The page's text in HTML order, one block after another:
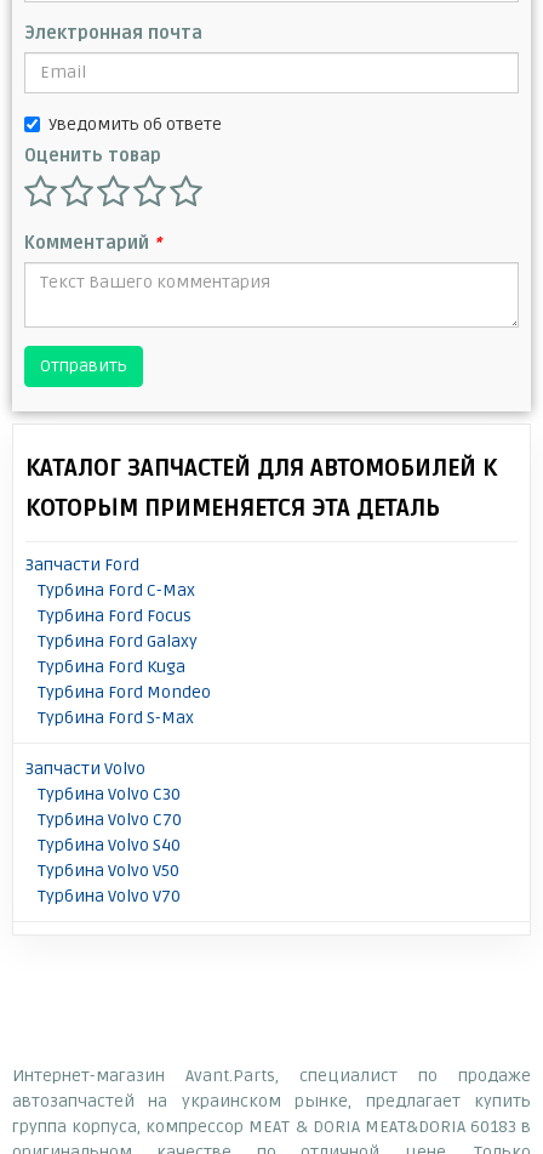
Электронная почта
Уведомить об ответе
Оценить товар
Комментарий *
Отправить
КАТАЛОГ ЗАПЧАСТЕЙ ДЛЯ АВТОМОБИЛЕЙ К
КОТОРЫМ ПРИМЕНЯЕТСЯ ЭТА ДЕТАЛЬ
Запчасти Ford
Турбина Ford C-Max
Турбина Ford Focus
Турбина Ford Galaxy
Турбина Ford Kuga
Турбина Ford Mondeo
Турбина Ford S-Max
Запчасти Volvo
Турбина Volvo C30
Турбина Volvo C70
Турбина Volvo S40
Турбина Volvo V50
Турбина Volvo V70
Интернет-магазин Avant.Parts, специалист по продаже
автозапчастей на украинском рынке, предлагает купить
группа корпуса, компрессор MEAT & DORIA MEAT&DORIA 60183 в